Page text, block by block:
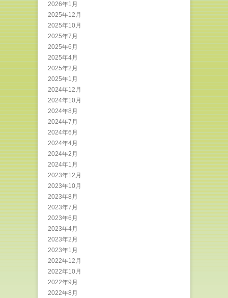
2026年1月
2025年12月
2025年10月
2025年7月
2025年6月
2025年4月
2025年2月
2025年1月
2024年12月
2024年10月
2024年8月
2024年7月
2024年6月
2024年4月
2024年2月
2024年1月
2023年12月
2023年10月
2023年8月
2023年7月
2023年6月
2023年4月
2023年2月
2023年1月
2022年12月
2022年10月
2022年9月
2022年8月